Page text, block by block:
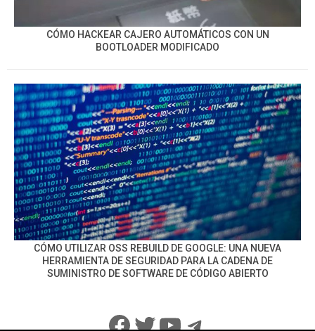
CÓMO HACKEAR CAJERO AUTOMÁTICOS CON UN
BOOTLOADER MODIFICADO
CÓMO UTILIZAR OSS REBUILD DE GOOGLE: UNA NUEVA
HERRAMIENTA DE SEGURIDAD PARA LA CADENA DE
SUMINISTRO DE SOFTWARE DE CÓDIGO ABIERTO
Facebook
Twitter
YouTube
Telegram